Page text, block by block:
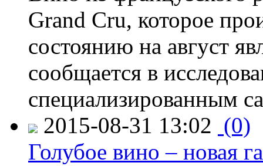
Grand Cru, которое
состоянию на август
сообщается в
специализированным
2015-08-31 13:02 (0)
Голубое вино – новая